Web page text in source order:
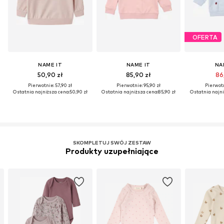
NAME IT
50,90 zł
Pierwotnie: 57,90 zł
Ostatnia najniższa cena:50,90 zł
NAME IT
85,90 zł
Pierwotnie: 95,90 zł
Ostatnia najniższa cena:85,90 zł
OFERTA
Ostatnia
SKOMPLETUJ SWÓJ ZESTAW
Produkty uzupełniające